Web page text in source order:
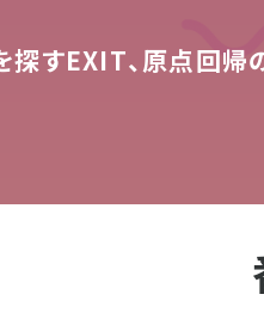
探すEXIT、原点回帰